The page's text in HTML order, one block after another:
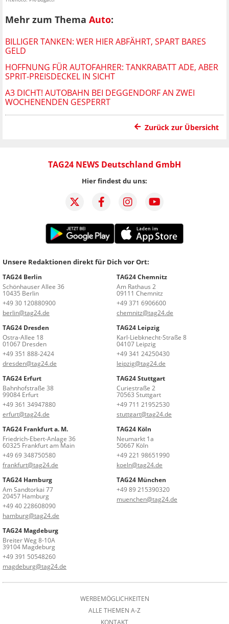
Mehr zum Thema Auto:
BILLIGER TANKEN: WER HIER ABFÄHRT, SPART BARES
GELD
HOFFNUNG FÜR AUTOFAHRER: TANKRABATT ADE, ABER
SPRIT-PREISDECKEL IN SICHT
A3 DICHT! AUTOBAHN BEI DEGGENDORF AN ZWEI
WOCHENENDEN GESPERRT
Zurück zur Übersicht
TAG24 NEWS Deutschland GmbH
Hier findest du uns:
Unsere Redaktionen direkt für Dich vor Ort:
TAG24 Berlin
Schönhauser Allee 36
10435 Berlin
+49 30 120880900
berlin@tag24.de
TAG24 Chemnitz
Am Rathaus 2
09111 Chemnitz
+49 371 6906600
chemnitz@tag24.de
TAG24 Dresden
Ostra-Allee 18
01067 Dresden
+49 351 888-2424
dresden@tag24.de
TAG24 Leipzig
Karl-Liebknecht-Straße 8
04107 Leipzig
+49 341 24250430
leipzig@tag24.de
TAG24 Erfurt
Bahnhofstraße 38
99084 Erfurt
+49 361 34947880
erfurt@tag24.de
TAG24 Stuttgart
Curiestraße 2
70563 Stuttgart
+49 711 21952530
stuttgart@tag24.de
TAG24 Frankfurt a. M.
Friedrich-Ebert-Anlage 36
60325 Frankfurt am Main
+49 69 348750580
frankfurt@tag24.de
TAG24 Köln
Neumarkt 1a
50667 Köln
+49 221 98651990
koeln@tag24.de
TAG24 Hamburg
Am Sandtorkai 77
20457 Hamburg
+49 40 228608090
hamburg@tag24.de
TAG24 München
+49 89 215390320
muenchen@tag24.de
TAG24 Magdeburg
Breiter Weg 8-10A
39104 Magdeburg
+49 391 50548260
magdeburg@tag24.de
WERBEMÖGLICHKEITEN
ALLE THEMEN A-Z
KONTAKT